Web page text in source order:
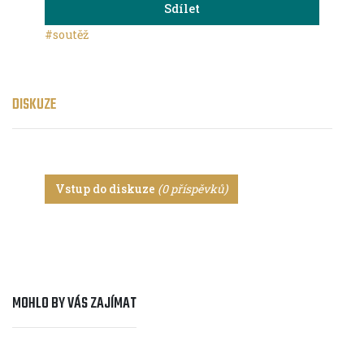
Sdílet
#soutěž
DISKUZE
Vstup do diskuze (0 příspěvků)
MOHLO BY VÁS ZAJÍMAT